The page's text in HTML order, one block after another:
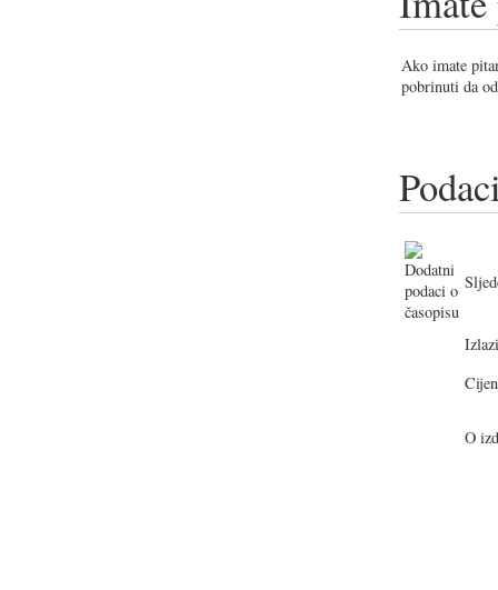
Ako imate
pobrinuti da
O